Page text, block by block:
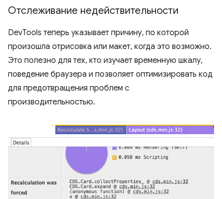
Отслеживание недействительности
DevTools теперь указывает причину, по которой
произошла отрисовка или макет, когда это возможно.
Это полезно для тех, кто изучает временную шкалу,
поведение браузера и позволяет оптимизировать код
для предотвращения проблем с
производительностью.